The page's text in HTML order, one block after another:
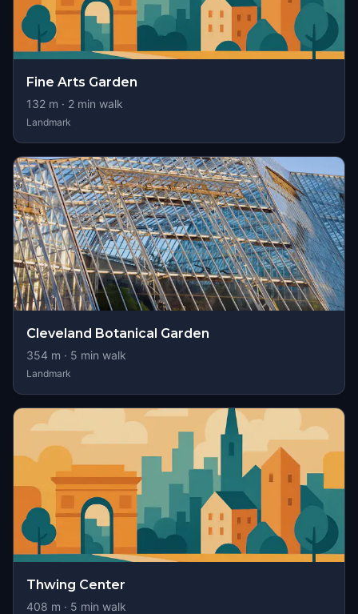
Fine Arts Garden
132 m · 2 min walk
Landmark
Cleveland Botanical Garden
354 m · 5 min walk
Landmark
Thwing Center
408 m · 5 min walk